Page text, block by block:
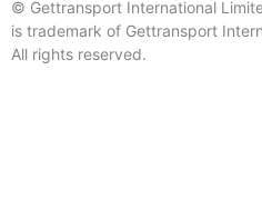
© Gettransport International
is trademark of Gettransport
All rights reserved.